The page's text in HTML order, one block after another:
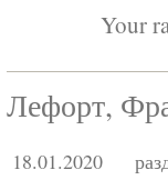
Your
Лефорт,
18.01.2020